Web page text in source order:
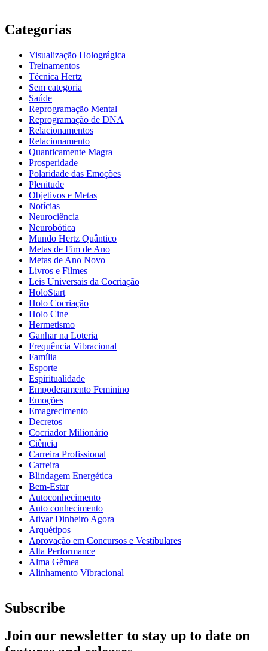
Categorias
Visualização Holográgica
Treinamentos
Técnica Hertz
Sem categoria
Saúde
Reprogramação Mental
Reprogramação de DNA
Relacionamentos
Relacionamento
Quanticamente Magra
Prosperidade
Polaridade das Emoções
Plenitude
Objetivos e Metas
Notícias
Neurociência
Neurobótica
Mundo Hertz Quântico
Metas de Fim de Ano
Metas de Ano Novo
Livros e Filmes
Leis Universais da Cocriação
HoloStart
Holo Cocriação
Holo Cine
Hermetismo
Ganhar na Loteria
Frequência Vibracional
Família
Esporte
Espiritualidade
Empoderamento Feminino
Emoções
Emagrecimento
Decretos
Cocriador Milionário
Ciência
Carreira Profissional
Carreira
Blindagem Energética
Bem-Estar
Autoconhecimento
Auto conhecimento
Ativar Dinheiro Agora
Arquétipos
Aprovação em Concursos e Vestibulares
Alta Performance
Alma Gêmea
Alinhamento Vibracional
Subscribe
Join our newsletter to stay up to date on